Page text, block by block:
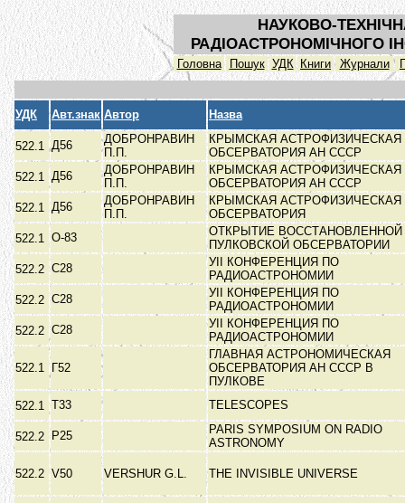
НАУКОВО-
РАДІОАСТРОНОМІЧНОГО
Головна Пошук УДК Книги Журнали
УДК Авт.знак Автор Назва
522.1 Д56
ДОБРОНРАВИН
П.П.
КРЫМСКАЯ АСТРОФИЗИЧЕСКАЯ
ОБСЕРВАТОРИЯ АН СССР
522.1 Д56
ДОБРОНРАВИН
П.П.
КРЫМСКАЯ АСТРОФИЗИЧЕСКАЯ
ОБСЕРВАТОРИЯ АН СССР
522.1 Д56
ДОБРОНРАВИН
П.П.
КРЫМСКАЯ АСТРОФИЗИЧЕСКАЯ
ОБСЕРВАТОРИЯ
522.1 О-83
ОТКРЫТИЕ ВОССТАНОВЛЕННОЙ
ПУЛКОВСКОЙ ОБСЕРВАТОРИИ
522.2 С28
УII КОНФЕРЕНЦИЯ ПО
РАДИОАСТРОНОМИИ
522.2 С28
УII КОНФЕРЕНЦИЯ ПО
РАДИОАСТРОНОМИИ
522.2 С28
УII КОНФЕРЕНЦИЯ ПО
РАДИОАСТРОНОМИИ
522.1 Г52
ГЛАВНАЯ АСТРОНОМИЧЕСКАЯ
ОБСЕРВАТОРИЯ АН СССР В
ПУЛКОВЕ
522.1 T33 TELESCOPES
522.2 P25
PARIS SYMPOSIUM ON RADIO
ASTRONOMY
522.2 V50 VERSHUR G.L. THE INVISIBLE UNIVERSE